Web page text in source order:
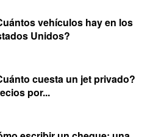
vehículos hay en los
Unidos?
cuesta un jet privado?
por...